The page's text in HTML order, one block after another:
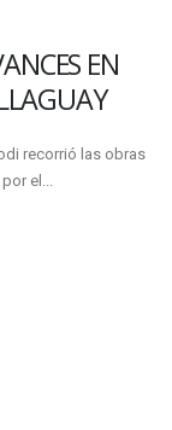
EN
recorrió las obras
el...